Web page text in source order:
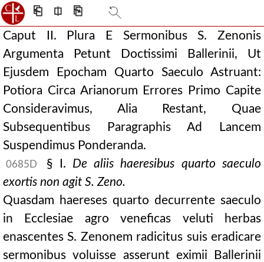
⎗ ⎅ ⎘
Caput II. Plura E Sermonibus S. Zenonis
Argumenta Petunt Doctissimi Ballerinii, Ut
Ejusdem Epocham Quarto Saeculo Astruant:
Potiora Circa Arianorum Errores Primo Capite
Consideravimus, Alia Restant, Quae
Subsequentibus Paragraphis Ad Lancem
Suspendimus Ponderanda.
0685D § I. De aliis haeresibus quarto saeculo
exortis non agit S. Zeno.
Quasdam haereses quarto decurrente saeculo
in Ecclesiae agro veneficas veluti herbas
enascentes S. Zenonem radicitus suis eradicare
sermonibus voluisse asserunt eximii Ballerinii